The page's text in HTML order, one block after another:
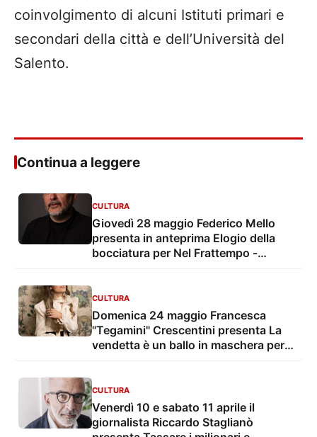
coinvolgimento di alcuni Istituti primari e
secondari della città e dell’Università del
Salento.
Continua a leggere
CULTURA
Giovedì 28 maggio Federico Mello
presenta in anteprima Elogio della
bocciatura per Nel Frattempo -
CULTURA
Domenica 24 maggio Francesca
"Tegamini" Crescentini presenta La
vendetta è un ballo in maschera per
CULTURA
Venerdì 10 e sabato 11 aprile il
giornalista Riccardo Staglianò